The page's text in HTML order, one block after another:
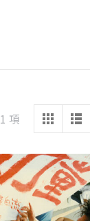
項 Sorted
latest